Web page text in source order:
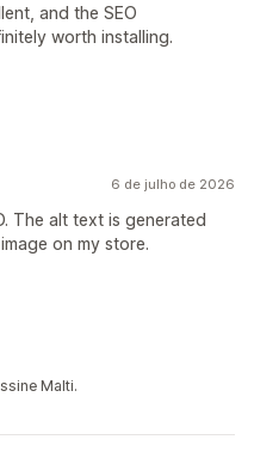
and the SEO
worth installing.
6 de julho de 2026
The alt text is generated
on my store.
Malti.